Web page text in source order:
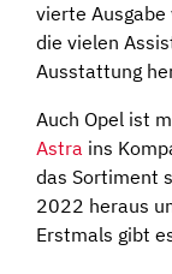
vierte
die vielen
Ausstattung
Auch Opel ist
Astra ins
das Sortiment
2022 heraus
Erstmals gibt